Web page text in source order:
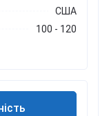
США
100 - 120